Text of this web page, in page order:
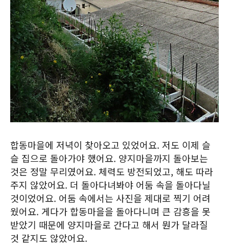
합동마을에 저녁이 찾아오고 있었어요. 저도 이제 슬
슬 집으로 돌아가야 했어요. 양지마을까지 돌아보는
것은 정말 무리였어요. 체력도 방전되었고, 해도 따라
주지 않았어요. 더 돌아다녀봐야 어둠 속을 돌아다닐
것이었어요. 어둠 속에서는 사진을 제대로 찍기 어려
웠어요. 게다가 합동마을을 돌아다니며 큰 감흥을 못
받았기 때문에 양지마을로 간다고 해서 뭔가 달라질
것 같지도 않았어요.